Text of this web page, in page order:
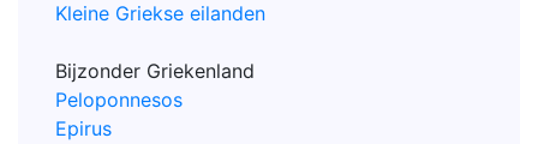
Kleine Griekse eilanden
Bijzonder Griekenland
Peloponnesos
Epirus